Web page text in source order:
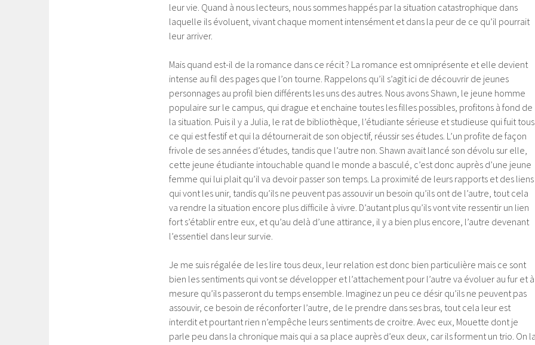
leur vie. Quand à nous lecteurs, nous sommes happés par la situation catastrophique dans
laquelle ils évoluent, vivant chaque moment intensément et dans la peur de ce qu’il pourrait
leur arriver.
Mais quand est-il de la romance dans ce récit ? La romance est omniprésente et elle devient
intense au fil des pages que l’on tourne. Rappelons qu’il s’agit ici de découvrir de jeunes
personnages au profil bien différents les uns des autres. Nous avons Shawn, le jeune homme
populaire sur le campus, qui drague et enchaine toutes les filles possibles, profitons à fond de
la situation. Puis il y a Julia, le rat de bibliothèque, l’étudiante sérieuse et studieuse qui fuit tous
ce qui est festif et qui la détournerait de son objectif, réussir ses études. L’un profite de façon
frivole de ses années d’études, tandis que l’autre non. Shawn avait lancé son dévolu sur elle,
cette jeune étudiante intouchable quand le monde a basculé, c’est donc auprès d’une jeune
femme qui lui plait qu’il va devoir passer son temps. La proximité de leurs rapports et des liens
qui vont les unir, tandis qu’ils ne peuvent pas assouvir un besoin qu’ils ont de l’autre, tout cela
va rendre la situation encore plus difficile à vivre. D’autant plus qu’ils vont vite ressentir un lien
fort s’établir entre eux, et qu’au delà d’une attirance, il y a bien plus encore, l’autre devenant
l’essentiel dans leur survie.
Je me suis régalée de les lire tous deux, leur relation est donc bien particulière mais ce sont
bien les sentiments qui vont se développer et l’attachement pour l’autre va évoluer au fur et à
mesure qu’ils passeront du temps ensemble. Imaginez un peu ce désir qu’ils ne peuvent pas
assouvir, ce besoin de réconforter l’autre, de le prendre dans ses bras, tout cela leur est
interdit et pourtant rien n’empêche leurs sentiments de croitre. Avec eux, Mouette dont je
parle peu dans la chronique mais qui a sa place auprès d’eux deux, car ils forment un trio. On